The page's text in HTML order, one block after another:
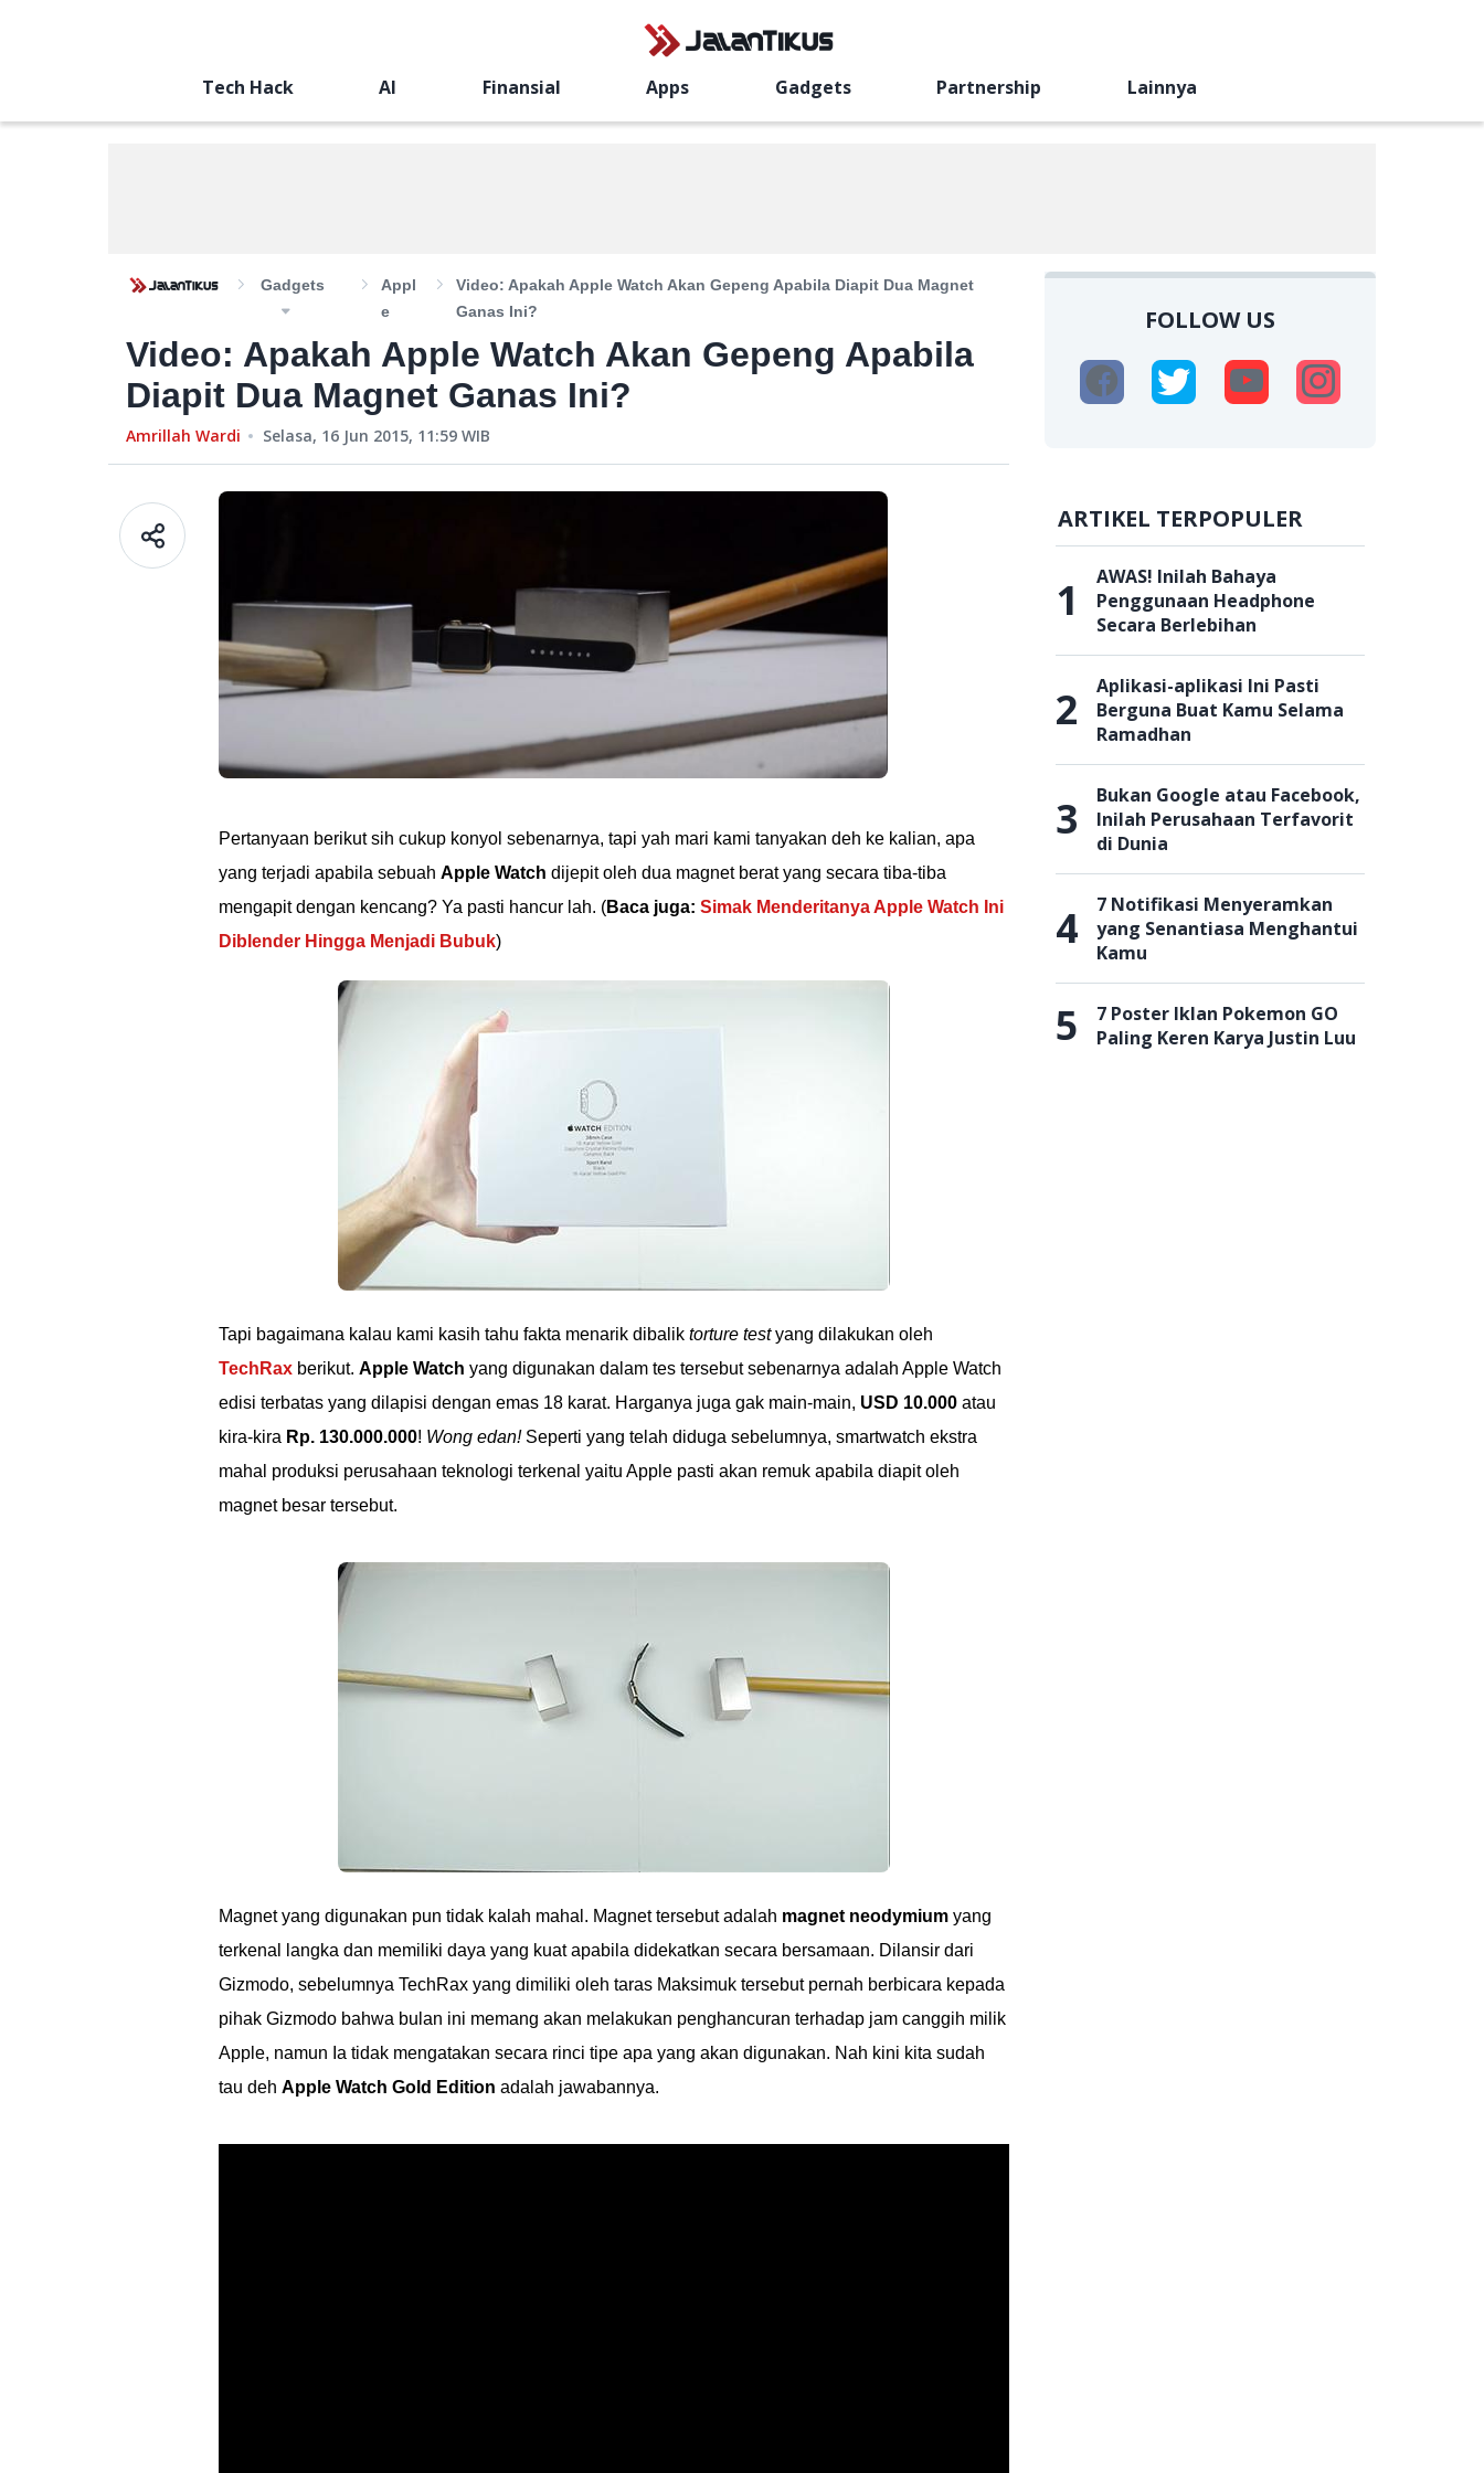
Tech Hack AI Finansial Apps Gadgets Partnership Lainnya
Gadgets
Appl
E
Video: Apakah Apple Watch Akan Gepeng Apabila Diapit Dua Magnet
Ganas Ini?
Video: Apakah Apple Watch Akan Gepeng Apabila
Diapit Dua Magnet Ganas Ini?
Amrillah Wardi Selasa, 16 Jun 2015, 11:59 WIB
Pertanyaan berikut sih cukup konyol sebenarnya, tapi yah mari kami tanyakan deh ke kalian, apa
yang terjadi apabila sebuah Apple Watch dijepit oleh dua magnet berat yang secara tiba-tiba
mengapit dengan kencang? Ya pasti hancur lah. (Baca juga: Simak Menderitanya Apple Watch Ini
Diblender Hingga Menjadi Bubuk)
Tapi bagaimana kalau kami kasih tahu fakta menarik dibalik torture testyang dilakukan oleh
TechRax berikut. Apple Watch yang digunakan dalam tes tersebut sebenarnya adalah Apple Watch
edisi terbatas yang dilapisi dengan emas 18 karat. Harganya juga gak main-main, USD 10.000 atau
kira-kira Rp. 130.000.000! Wong edan!Seperti yang telah diduga sebelumnya, smartwatch ekstra
mahal produksi perusahaan teknologi terkenal yaitu Apple pasti akan remuk apabila diapit oleh
magnet besar tersebut.
Magnet yang digunakan pun tidak kalah mahal. Magnet tersebut adalah magnet neodymium yang
terkenal langka dan memiliki daya yang kuat apabila didekatkan secara bersamaan. Dilansir dari
Gizmodo, sebelumnya TechRax yang dimiliki oleh taras Maksimuk tersebut pernah berbicara kepada
pihak Gizmodo bahwa bulan ini memang akan melakukan penghancuran terhadap jam canggih milik
Apple, namun Ia tidak mengatakan secara rinci tipe apa yang akan digunakan. Nah kini kita sudah
tau deh Apple Watch Gold Edition adalah jawabannya.
FOLLOW US
ARTIKEL TERPOPULER
1
AWAS! Inilah Bahaya
Penggunaan Headphone
Secara Berlebihan
2
Aplikasi-aplikasi Ini Pasti
Berguna Buat Kamu Selama
Ramadhan
3
Bukan Google atau Facebook,
Inilah Perusahaan Terfavorit
di Dunia
4
7 Notifikasi Menyeramkan
yang Senantiasa Menghantui
Kamu
5
7 Poster Iklan Pokemon GO
Paling Keren Karya Justin Luu